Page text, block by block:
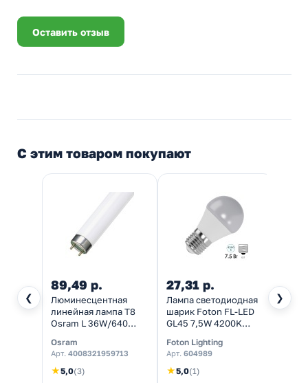
Оставить отзыв
С этим товаром покупают
❮ ❯
89,49 р.
Люминесцентная
линейная лампа T8
Osram L 36W/640
СМ 4052899352810
Osram
Арт. 4008321959713
★5,0(3)
27,31 р.
Лампа светодиодная
шарик Foton FL-LED
GL45 7,5W 4200K
700Lm холодный свет
Foton Lighting
Арт. 604989
★5,0(1)